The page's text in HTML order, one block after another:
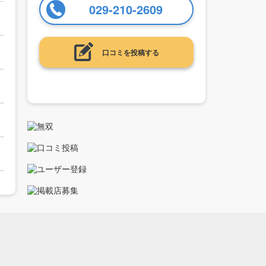
029-210-2609
口コミを投稿する